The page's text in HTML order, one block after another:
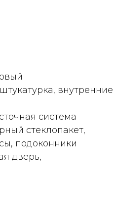
внутренние
система
стеклопакет,
подоконники
дверь,